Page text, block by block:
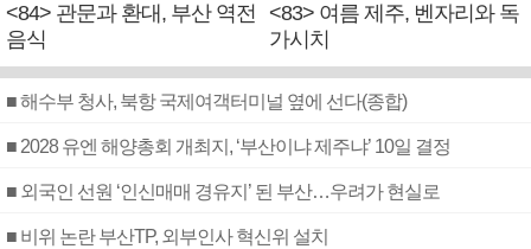
<84> 관문과 환대, 부산 역전
음식
<83> 여름 제주, 벤자리와 독
가시치
■ 해수부 청사, 북항 국제여객터미널 옆에 선다(종합)
■ 2028 유엔 해양총회 개최지, ‘부산이냐 제주냐’ 10일 결정
■ 외국인 선원 ‘인신매매 경유지’ 된 부산…우려가 현실로
■ 비위 논란 부산TP, 외부인사 혁신위 설치